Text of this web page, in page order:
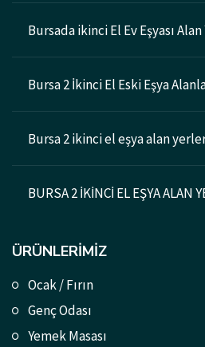
Bursada ikinci El Ev Eşyası
Bursa 2 İkinci El Eski Eşya
Bursa 2 ikinci el eşya alan yerler
BURSA 2 İKİNCİ EL EŞYA ALAN
ÜRÜNLERIMIZ
Ocak / Fırın
Genç Odası
Yemek Masası